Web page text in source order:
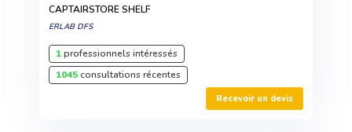
CAPTAIRSTORE SHELF
ERLAB DFS
1professionnels intéressés
1045consultations récentes
Recevoir un devis